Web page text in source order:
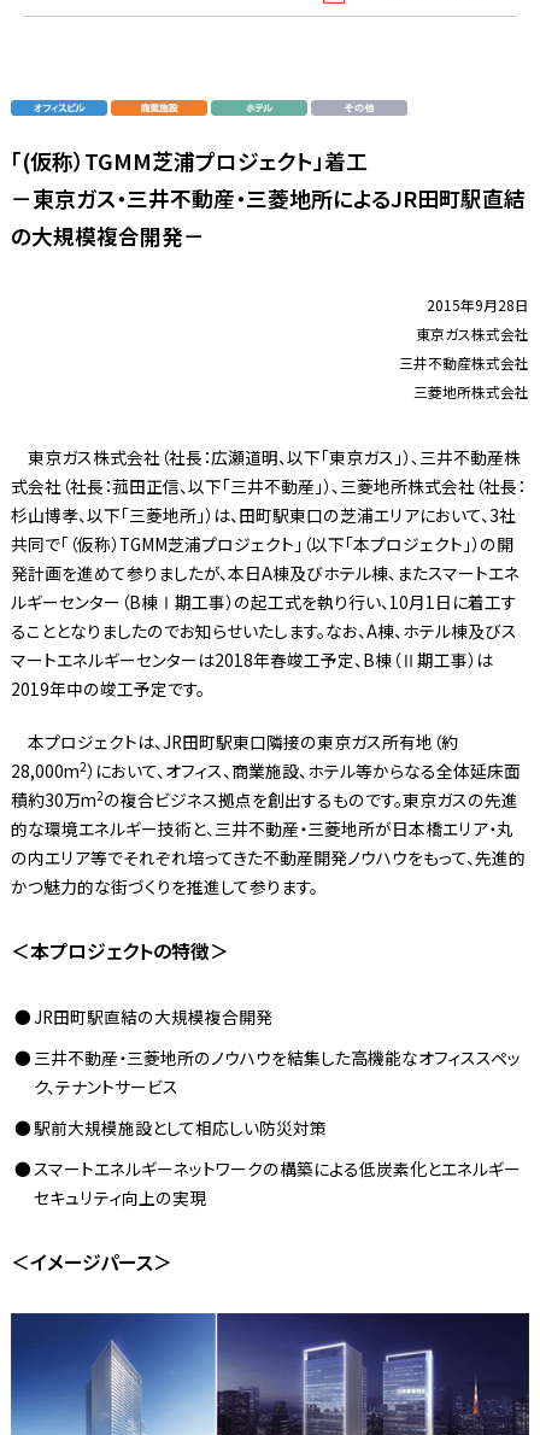
「(仮称）TGMM芝浦プロジェクト」着工
－東京ガス・三井不動産・三菱地所によるJR田町駅直結
の大規模複合開発－
2015年9月28日
東京ガス株式会社
三井不動産株式会社
三菱地所株式会社
東京ガス株式会社（社長：広瀬道明、以下「東京ガス」）、三井不動産株
式会社（社長：菰田正信、以下「三井不動産」）、三菱地所株式会社（社長：
杉山博孝、以下「三菱地所」）は、田町駅東口の芝浦エリアにおいて、3社
共同で「（仮称）TGMM芝浦プロジェクト」（以下「本プロジェクト」）の開
発計画を進めて参りましたが、本日A棟及びホテル棟、またスマートエネ
ルギーセンター（B棟Ⅰ期工事）の起工式を執り行い、10月1日に着工す
ることとなりましたのでお知らせいたします。なお、A棟、ホテル棟及びス
マートエネルギーセンターは2018年春竣工予定、B棟（Ⅱ期工事）は
2019年中の竣工予定です。
本プロジェクトは、JR田町駅東口隣接の東京ガス所有地（約
28,000m2）において、オフィス、商業施設、ホテル等からなる全体延床面
積約30万m2の複合ビジネス拠点を創出するものです。東京ガスの先進
的な環境エネルギー技術と、三井不動産・三菱地所が日本橋エリア・丸
の内エリア等でそれぞれ培ってきた不動産開発ノウハウをもって、先進的
かつ魅力的な街づくりを推進して参ります。
＜本プロジェクトの特徴＞
JR田町駅直結の大規模複合開発
三井不動産・三菱地所のノウハウを結集した高機能なオフィススペッ
ク、テナントサービス
駅前大規模施設として相応しい防災対策
スマートエネルギーネットワークの構築による低炭素化とエネルギー
セキュリティ向上の実現
＜イメージパース＞